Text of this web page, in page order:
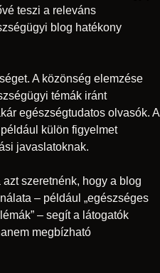
teszi a releváns
blog hatékony
A közönség elemzése
témák iránt
egészségtudatos olvasók. A
külön figyelmet
javaslatoknak.
szeretnénk, hogy a blog
– például „egészséges
– segít a látogatók
megbízható